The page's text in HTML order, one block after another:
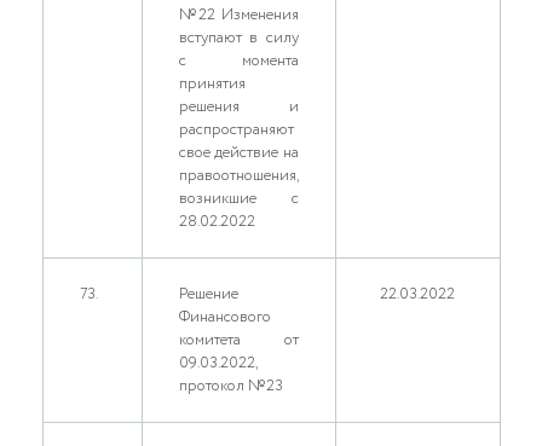
№22 Изменения
вступают в силу
с момента
принятия
решения и
распространяют
свое действие на
правоотношения,
возникшие с
28.02.2022
73.
Решение
Финансового
комитета от
09.03.2022,
протокол №23
22.03.2022